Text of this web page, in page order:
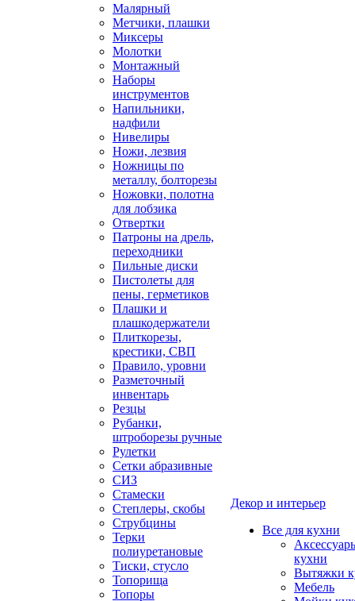
Малярный
Метчики, плашки
Миксеры
Молотки
Монтажный
Наборы
инструментов
Напильники,
надфили
Нивелиры
Ножи, лезвия
Ножницы по
металлу, болторезы
Ножовки, полотна
для лобзика
Отвертки
Патроны на дрель,
переходники
Пильные диски
Пистолеты для
пены, герметиков
Плашки и
плашкодержатели
Плиткорезы,
крестики, СВП
Правило, уровни
Разметочный
инвентарь
Резцы
Рубанки,
штроборезы ручные
Рулетки
Сетки абразивные
СИЗ
Стамески
Степлеры, скобы
Струбцины
Терки
полиуретановые
Тиски, стусло
Топорища
Топоры
Декор и интерьер
Все для кухни
кухни
Вытяжки
Мебель